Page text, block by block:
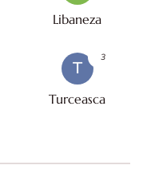
Libaneza
T
Turceasca
3